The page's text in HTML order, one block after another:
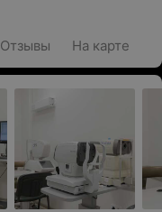
Отзывы На карте